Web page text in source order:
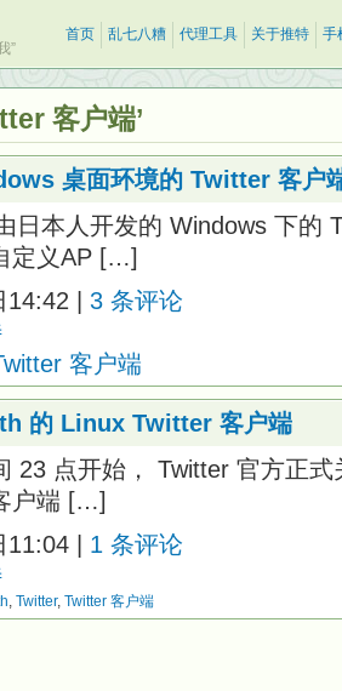
”
首页 乱七八糟 代理工具 关于推特 手
客户端’
桌面环境的 Twitter 客户
日本人开发的 Windows 下的
定义AP […]
| 3 条评论
客户端
的 Linux Twitter 客户端
23 点开始， Twitter 官方正
户端 […]
| 1 条评论
, Twitter, Twitter 客户端